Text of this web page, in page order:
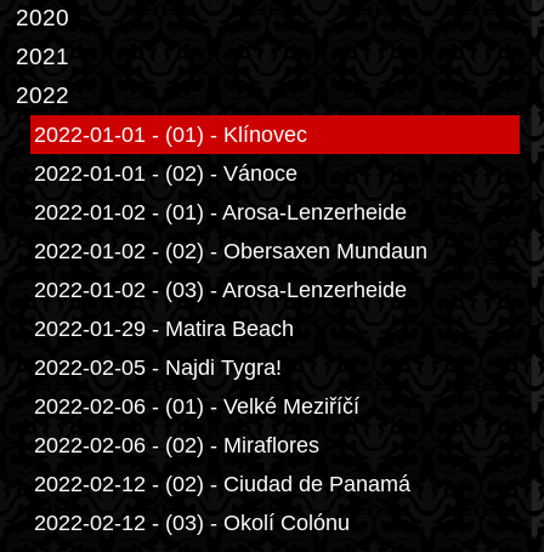
2020
2021
2022
2022-01-01 - (01) - Klínovec
2022-01-01 - (02) - Vánoce
2022-01-02 - (01) - Arosa-Lenzerheide
2022-01-02 - (02) - Obersaxen Mundaun
2022-01-02 - (03) - Arosa-Lenzerheide
2022-01-29 - Matira Beach
2022-02-05 - Najdi Tygra!
2022-02-06 - (01) - Velké Meziříčí
2022-02-06 - (02) - Miraflores
2022-02-12 - (02) - Ciudad de Panamá
2022-02-12 - (03) - Okolí Colónu